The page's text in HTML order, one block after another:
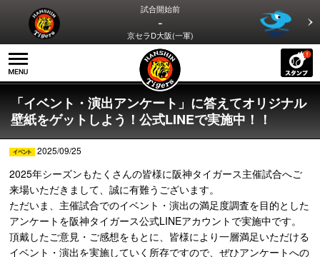
試合開始前
-
京セラD大阪(一軍)
「イベント・演出アンケート」に答えてオリジナル
壁紙をゲットしよう！公式LINEで実施中！！
2025/09/25
2025年シーズンもたくさんの皆様に阪神タイガース主催試合へご
来場いただきまして、誠に有難うございます。
ただいま、主催試合でのイベント・演出の満足度調査を目的とした
アンケートを阪神タイガース公式LINEアカウントで実施中です。
頂戴したご意見・ご感想をもとに、皆様により一層満足いただける
イベント・演出を実施していく所存ですので、ぜひアンケートへの